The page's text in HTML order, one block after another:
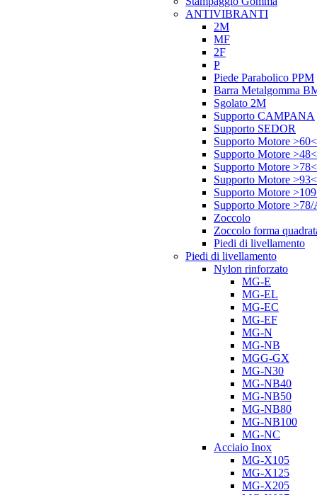
ANTIVIBRANTI
2M
MF
2F
P
Piede Parabolico PPM
Barra Metalgomma
Sgolato 2M
Supporto CAMPANA
Supporto SEDOR
Supporto Motore >60<
Supporto Motore >48<
Supporto Motore >78<
Supporto Motore >93<
Supporto Motore
Supporto Motore
Zoccolo
Zoccolo forma
Piedi di livellamento
Piedi di livellamento
Nylon rinforzato
MG-E
MG-EL
MG-EC
MG-EF
MG-N
MG-NB
MGG-GX
MG-N30
MG-NB40
MG-NB50
MG-NB80
MG-NB100
MG-NC
Acciaio Inox
MG-X105
MG-X125
MG-X205